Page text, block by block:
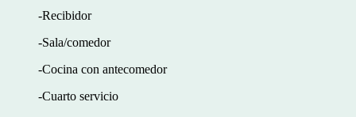
-Recibidor
-Sala/comedor
-Cocina con antecomedor
-Cuarto servicio